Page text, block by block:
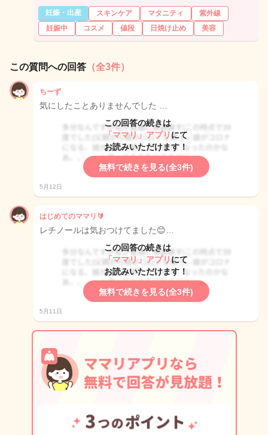
妊娠・出産 スキンケア マタニティ
紫外線
妊娠中
コスメ 値段 日焼け止め 美容
この質問への回答 （全3件）
ちーず
気にしたことありませんでした …
この回答の続きは
「ママリ」アプリ にて
お読みいただけます！
無料で続きを見る(全3件)
5月12日
はじめてのママリ🔰
レチノールは気おつけてました😊…
この回答の続きは
「ママリ」アプリ にて
お読みいただけます！
無料で続きを見る(全3件)
5月11日